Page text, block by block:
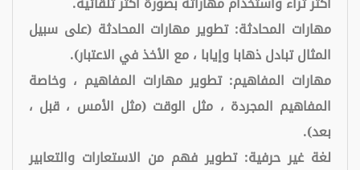
مهارات المحادثة: تطوير مهارات المحادثة (على سبيل
المثال تبادل ذهابا وإيابا ، مع الأخذ في الاعتبار).
مهارات المفاهيم: تطوير مهارات المفاهيم ، وخاصة
المفاهيم المجردة ، مثل الوقت (مثل الأمس ، قبل ،
بعد).
لغة غير حرفية: تطوير فهم من الاستعارات والتعابير